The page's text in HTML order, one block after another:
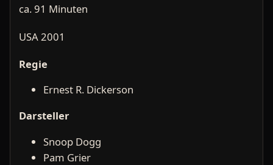
ca. 91 Minuten
USA 2001
Regie
Ernest R. Dickerson
Darsteller
Snoop Dogg
Pam Grier